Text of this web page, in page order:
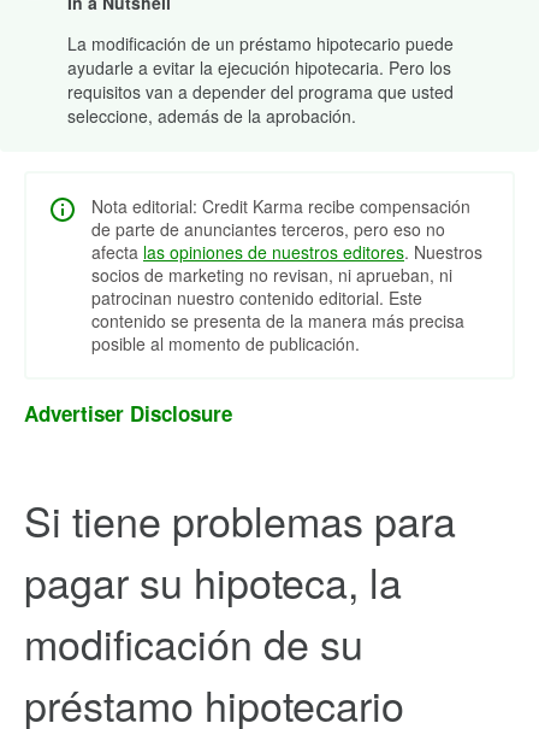
La modificación de un préstamo hipotecario puede
ayudarle a evitar la ejecución hipotecaria. Pero los
requisitos van a depender del programa que usted
seleccione, además de la aprobación.
Nota editorial: Credit Karma recibe compensación
de parte de anunciantes terceros, pero eso no
afecta las opiniones de nuestros editores. Nuestros
socios de marketing no revisan, ni aprueban, ni
patrocinan nuestro contenido editorial. Este
contenido se presenta de la manera más precisa
posible al momento de publicación.
Advertiser Disclosure
Si tiene problemas para
pagar su hipoteca, la
modificación de su
préstamo hipotecario